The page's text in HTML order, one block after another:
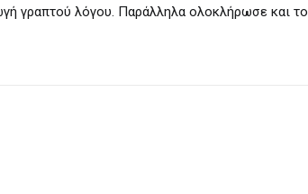
γραπτού λόγου. Παράλληλα ολοκλήρωσε και το